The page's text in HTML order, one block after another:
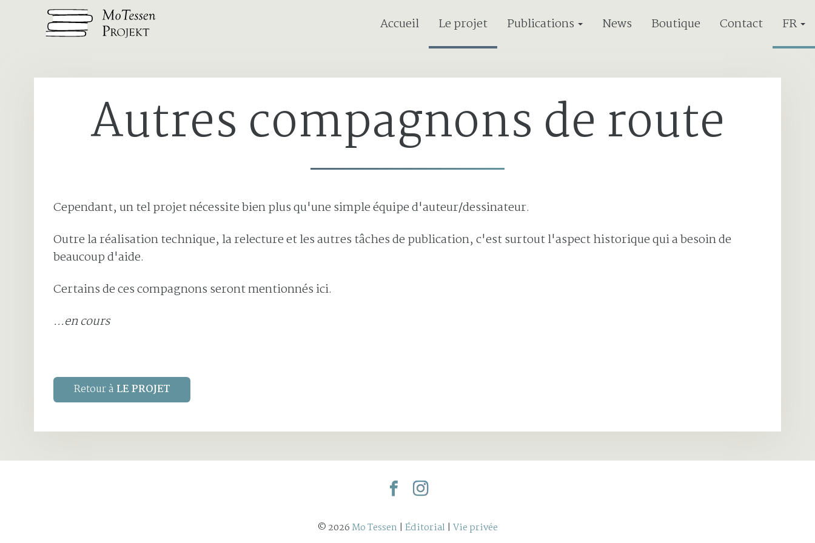
Accueil
Le projet
Publications News Boutique Contact FR
Autres compagnons de route
Cependant, un tel projet nécessite bien plus qu'une simple équipe d'auteur/dessinateur.
Outre la réalisation technique, la relecture et les autres tâches de publication, c'est surtout l'aspect historique qui a besoin de
beaucoup d'aide.
Certains de ces compagnons seront mentionnés ici.
...en cours
Retour à LE PROJET
© 2026Mo Tessen | Éditorial | Vie privée